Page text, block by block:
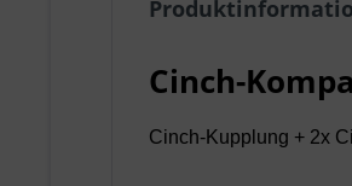
Cinch-
Cinch-Kupplung + 2x